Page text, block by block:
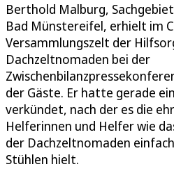
Berthold Malburg,
Bad Münstereifel, erhielt im
Versammlungszelt der
Dachzeltnomaden bei der
der Gäste. Er hatte gerade
verkündet, nach der es die
Helferinnen und Helfer wie
der Dachzeltnomaden
Stühlen hielt.